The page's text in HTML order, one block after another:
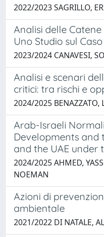
2022/2023 SAGRILLO,
Analisi delle
Uno Studio sul
2023/2024 CANAVESI,
Analisi e scenari
critici: tra rischi e
2024/2025 BENAZZATO,
Arab-Israeli
Developments and
and the UAE under
2024/2025 AHMED,
NOEMAN
Azioni di
ambientale
2021/2022 DI NATALE,